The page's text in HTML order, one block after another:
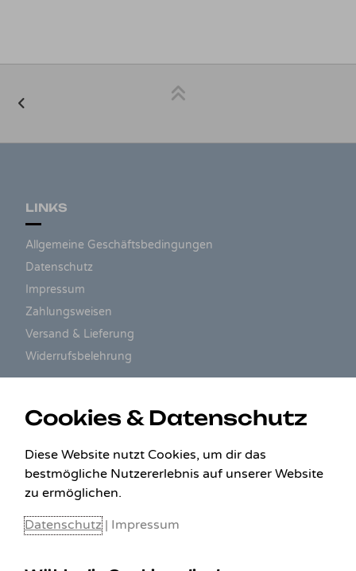
LINKS
Allgemeine Geschäftsbedingungen
Datenschutz
Impressum
Zahlungsweisen
Versand & Lieferung
Widerrufsbelehrung
Cookies & Datenschutz
Diese Website nutzt Cookies, um dir das
bestmögliche Nutzererlebnis auf unserer Website
zu ermöglichen.
Datenschutz | Impressum